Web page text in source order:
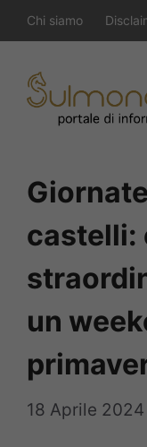
al
contenuto
Chi siamo
castelli:
un
18 Aprile